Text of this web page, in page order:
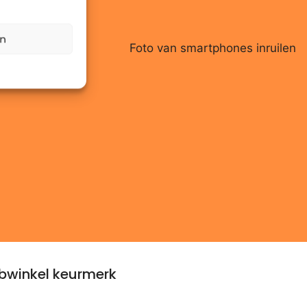
keurmerk